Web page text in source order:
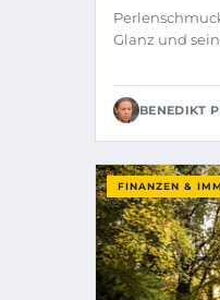
Glanz und
BENEDIKT
FINANZEN &